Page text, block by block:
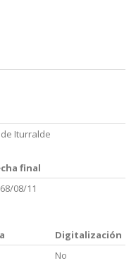
Iturralde
final
08/11
Digitalización
No